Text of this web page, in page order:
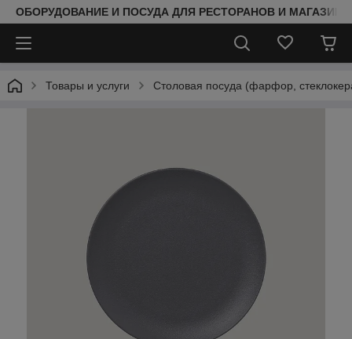
ОБОРУДОВАНИЕ И ПОСУДА ДЛЯ РЕСТОРАНОВ И
Товары и услуги Столовая посуда (фарфор,